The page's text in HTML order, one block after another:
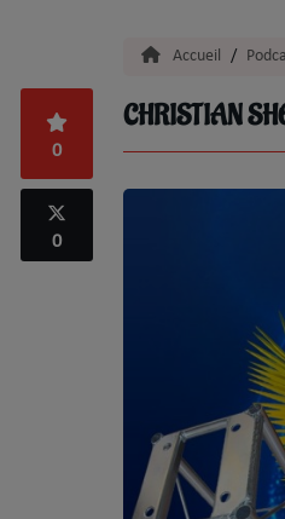
TITRES DIFFUSÉS
EMISSIONS
EQUIPE
QUI SOMMES NOUS?
Accueil
CHRISTIAN
0
0